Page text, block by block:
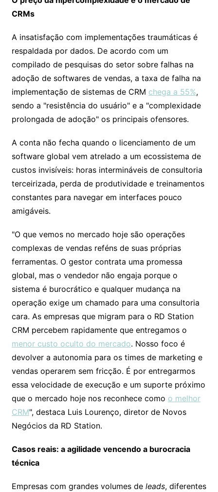
CRMs
A insatisfação com implementações traumáticas é
respaldada por dados. De acordo com um
compilado de pesquisas do setor sobre falhas na
adoção de softwares de vendas, a taxa de falha na
implementação de sistemas de CRM chega a 55%,
sendo a "resistência do usuário" e a "complexidade
prolongada de adoção" os principais ofensores.
A conta não fecha quando o licenciamento de um
software global vem atrelado a um ecossistema de
custos invisíveis: horas intermináveis de consultoria
terceirizada, perda de produtividade e treinamentos
constantes para navegar em interfaces pouco
amigáveis.
"O que vemos no mercado hoje são operações
complexas de vendas reféns de suas próprias
ferramentas. O gestor contrata uma promessa
global, mas o vendedor não engaja porque o
sistema é burocrático e qualquer mudança na
operação exige um chamado para uma consultoria
cara. As empresas que migram para o RD Station
CRM percebem rapidamente que entregamos o
menor custo oculto do mercado. Nosso foco é
devolver a autonomia para os times de marketing e
vendas operarem sem fricção. É por entregarmos
essa velocidade de execução e um suporte próximo
que o mercado hoje nos reconhece como o melhor
CRM", destaca Luis Lourenço, diretor de Novos
Negócios da RD Station.
Casos reais: a agilidade vencendo a burocracia
técnica
Empresas com grandes volumes de leads, diferentes